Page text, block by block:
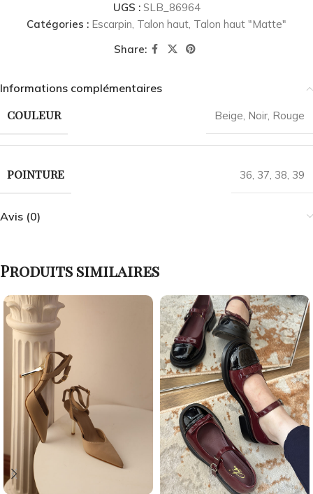
UGS : SLB_86964
Catégories : Escarpin, Talon haut, Talon haut "Matte"
Share:
Informations complémentaires
COULEUR Beige, Noir, Rouge
POINTURE 36, 37, 38, 39
Avis (0)
Produits similaires